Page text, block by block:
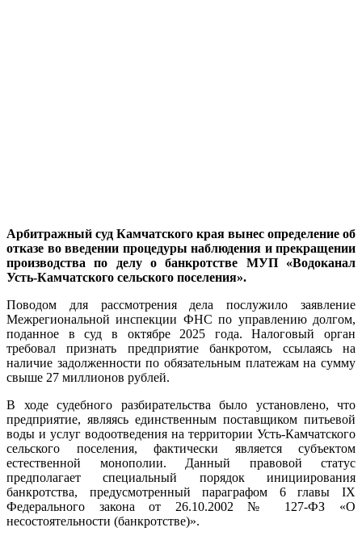
Арбитражный суд Камчатского края вынес определение об
отказе во введении процедуры наблюдения и прекращении
производства по делу о банкротстве МУП «Водоканал
Усть-Камчатского сельского поселения».
Поводом для рассмотрения дела послужило заявление
Межрегиональной инспекции ФНС по управлению долгом,
поданное в суд в октябре 2025 года. Налоговый орган
требовал признать предприятие банкротом, ссылаясь на
наличие задолженности по обязательным платежам на сумму
свыше 27 миллионов рублей.
В ходе судебного разбирательства было установлено, что
предприятие, являясь единственным поставщиком питьевой
воды и услуг водоотведения на территории Усть-Камчатского
сельского поселения, фактически является субъектом
естественной монополии. Данный правовой статус
предполагает специальный порядок инициирования
банкротства, предусмотренный параграфом 6 главы IX
Федерального закона от 26.10.2002 № 127-ФЗ «О
несостоятельности (банкротстве)».